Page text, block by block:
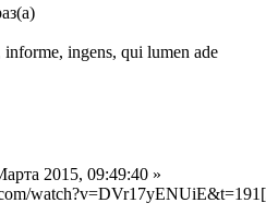
ingens, qui lumen ade
2015, 09:49:40 »